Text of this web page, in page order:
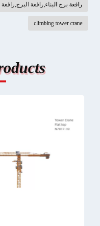
رافعة برج البناء,رافعة
climbing tower crane